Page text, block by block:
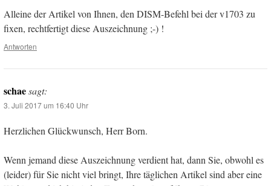
Alleine der Artikel von Ihnen, den DISM-Befehl bei der v1703 zu
fixen, rechtfertigt diese Auszeichnung ;-) !
Antworten
schaesagt:
3. Juli 2017 um 16:40 Uhr
Herzlichen Glückwunsch, Herr Born.
Wenn jemand diese Auszeichnung verdient hat, dann Sie, obwohl es
(leider) für Sie nicht viel bringt, Ihre täglichen Artikel sind aber eine